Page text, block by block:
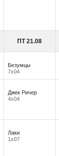
ПТ 21.08
Безумцы
7х04
Джек Ричер
4х04
Лаки
1х07